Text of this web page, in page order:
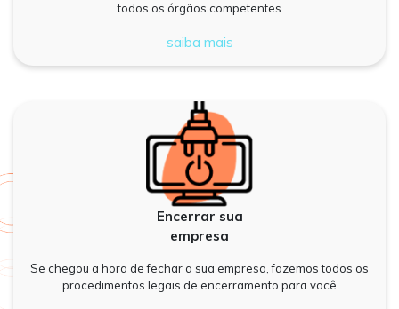
todos os órgãos competentes
saiba mais
Encerrar sua
empresa
Se chegou a hora de fechar a sua empresa, fazemos todos os
procedimentos legais de encerramento para você